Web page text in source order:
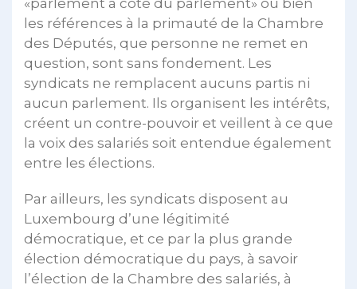
les références à la primauté de la Chambre
des Députés, que personne ne remet en
question, sont sans fondement. Les
syndicats ne remplacent aucuns partis ni
aucun parlement. Ils organisent les intérêts,
créent un contre-pouvoir et veillent à ce que
la voix des salariés soit entendue également
entre les élections.
Par ailleurs, les syndicats disposent au
Luxembourg d’une légitimité
démocratique, et ce par la plus grande
élection démocratique du pays, à savoir
l’élection de la Chambre des salariés, à